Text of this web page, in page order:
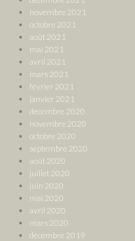
novembre 2021
octobre 2021
août 2021
mai 2021
avril 2021
mars 2021
février 2021
janvier 2021
décembre 2020
novembre 2020
octobre 2020
septembre 2020
août 2020
juillet 2020
juin 2020
mai 2020
avril 2020
mars 2020
décembre 2019